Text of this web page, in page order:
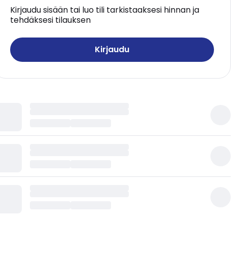
Kirjaudu sisään tai luo tili tarkistaaksesi hinnan ja
tehdäksesi tilauksen
Kirjaudu